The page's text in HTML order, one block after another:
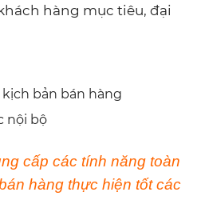
hàng mục tiêu, đại
bản bán hàng
nội bộ
cấp các tính năng toàn
hàng thực hiện tốt các